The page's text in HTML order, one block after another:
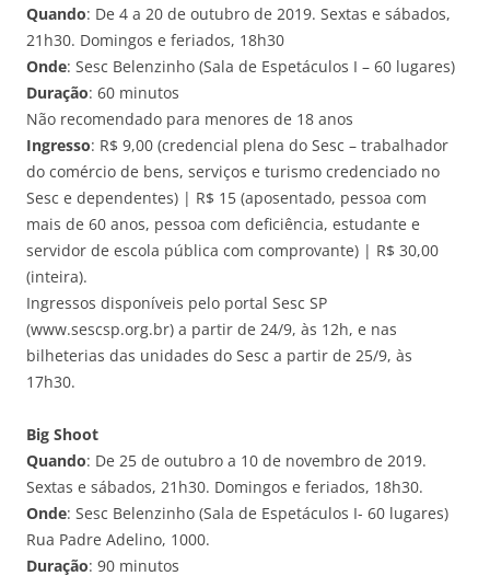
Quando: De 4 a 20 de outubro de 2019. Sextas e sábados,
21h30. Domingos e feriados, 18h30
Onde: Sesc Belenzinho (Sala de Espetáculos I – 60 lugares)
Duração: 60 minutos
Não recomendado para menores de 18 anos
Ingresso: R$ 9,00 (credencial plena do Sesc – trabalhador
do comércio de bens, serviços e turismo credenciado no
Sesc e dependentes) | R$ 15 (aposentado, pessoa com
mais de 60 anos, pessoa com deficiência, estudante e
servidor de escola pública com comprovante) | R$ 30,00
(inteira).
Ingressos disponíveis pelo portal Sesc SP
(www.sescsp.org.br) a partir de 24/9, às 12h, e nas
bilheterias das unidades do Sesc a partir de 25/9, às
17h30.
Big Shoot
Quando: De 25 de outubro a 10 de novembro de 2019.
Sextas e sábados, 21h30. Domingos e feriados, 18h30.
Onde: Sesc Belenzinho (Sala de Espetáculos I- 60 lugares)
Rua Padre Adelino, 1000.
Duração: 90 minutos